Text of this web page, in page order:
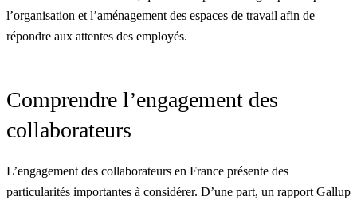
l’organisation et l’aménagement des espaces de travail afin de
répondre aux attentes des employés.
Comprendre l’engagement des
collaborateurs
L’engagement des collaborateurs en France présente des
particularités importantes à considérer. D’une part, un rapport Gallup